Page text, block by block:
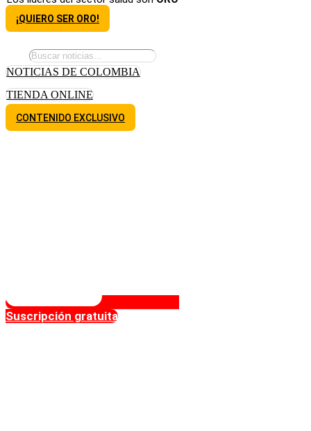
¡QUIERO SER ORO!
NOTICIAS DE COLOMBIA
TIENDA ONLINE
CONTENIDO EXCLUSIVO
Suscripción gratuita